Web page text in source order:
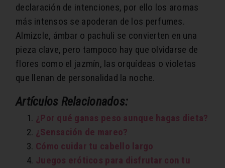
declaración de intenciones, por ello los aromas
más intensos se apoderan de los perfumes.
Almizcle, ámbar o pachuli se convierten en una
pieza clave, pero tampoco hay que olvidarse de
flores como el jazmín, las orquídeas o violetas
que llenan de personalidad la noche.
Artículos Relacionados:
¿Por qué ganas peso aunque hagas dieta?
¿Sensación de mareo?
Cómo cuidar tu cabello largo
Juegos eróticos para disfrutar con tu